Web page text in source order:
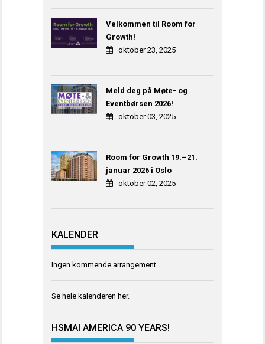
Velkommen til Room for
Growth!
oktober 23, 2025
Meld deg på Møte- og
Eventbørsen 2026!
oktober 03, 2025
Room for Growth 19.–21.
januar 2026 i Oslo
oktober 02, 2025
KALENDER
Ingen kommende arrangement
Se hele kalenderen her.
HSMAI AMERICA 90 YEARS!